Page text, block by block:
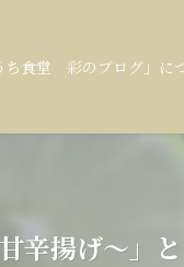
ち食堂 彩のブログ」に
辛揚げ～」